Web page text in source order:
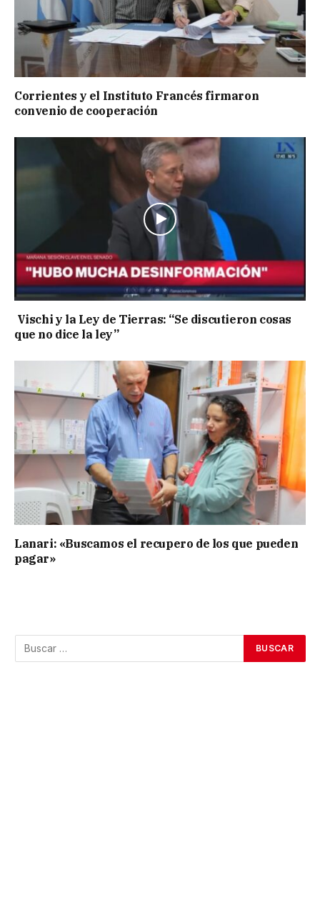
Corrientes y el Instituto Francés firmaron
convenio de cooperación
Vischi y la Ley de Tierras: “Se discutieron cosas
que no dice la ley”
Lanari: «Buscamos el recupero de los que pueden
pagar»